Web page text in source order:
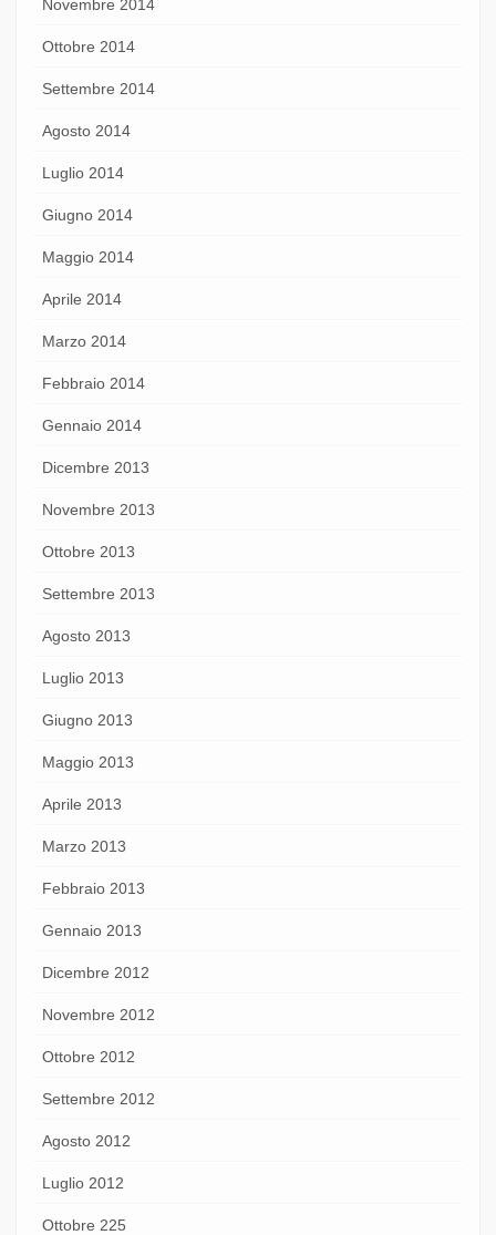
Novembre 2014
Ottobre 2014
Settembre 2014
Agosto 2014
Luglio 2014
Giugno 2014
Maggio 2014
Aprile 2014
Marzo 2014
Febbraio 2014
Gennaio 2014
Dicembre 2013
Novembre 2013
Ottobre 2013
Settembre 2013
Agosto 2013
Luglio 2013
Giugno 2013
Maggio 2013
Aprile 2013
Marzo 2013
Febbraio 2013
Gennaio 2013
Dicembre 2012
Novembre 2012
Ottobre 2012
Settembre 2012
Agosto 2012
Luglio 2012
Ottobre 225